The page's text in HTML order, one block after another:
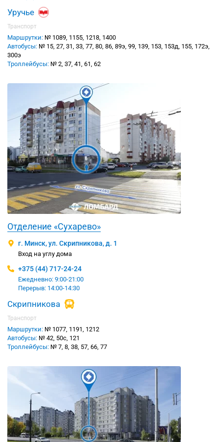
Уручье
Транспорт
Маршрутки: № 1089, 1155, 1218, 1400
Автобусы: № 15, 27, 31, 33, 77, 80, 86, 89э, 99, 139, 153, 153д, 155, 172э,
300э
Троллейбусы: № 2, 37, 41, 61, 62
Отделение «Сухарево»
г. Минск, ул. Скрипникова, д. 1
Вход на углу дома
+375 (44) 717-24-24
Ежедневно: 9:00-21:00
Перерыв: 14:00-14:30
Скрипникова
Транспорт
Маршрутки: № 1077, 1191, 1212
Автобусы: № 42, 50с, 121
Троллейбусы: № 7, 8, 38, 57, 66, 77